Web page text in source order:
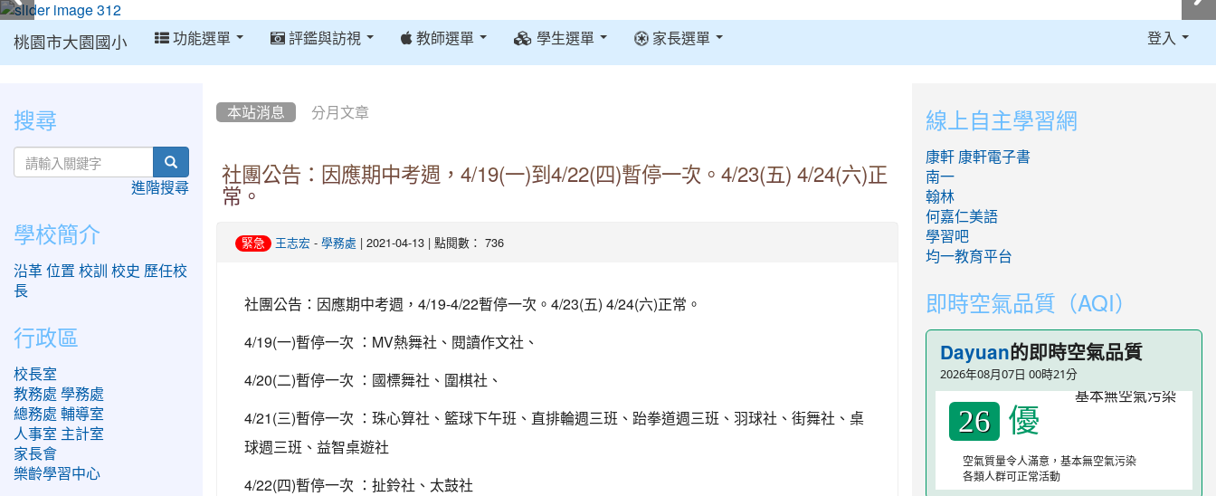
桃園市大園國小 功能選單 評鑑與訪視 教師選單 學生選單 家長選單 登入
本站消息 分月文章
社團公告：因應期中考週，4/19(一)到4/22(四)暫停一次。4/23(五) 4/24(六)正
常。
緊急 王志宏 - 學務處 | 2021-04-13 | 點閱數： 736
社團公告：因應期中考週，4/19-4/22暫停一次。4/23(五) 4/24(六)正常。
4/19(一)暫停一次 ：MV熱舞社、閱讀作文社、
4/20(二)暫停一次 ：國標舞社、圍棋社、
4/21(三)暫停一次 ：珠心算社、籃球下午班、直排輪週三班、跆拳道週三班、羽球社、街舞社、桌
球週三班、益智桌遊社
4/22(四)暫停一次 ：扯鈴社、太鼓社
:::
搜尋
進階搜尋
學校簡介
沿革 位置 校訓 校史 歷任校
長
行政區
校長室
教務處 學務處
總務處 輔導室
人事室 主計室
家長會
樂齡學習中心
:::
線上自主學習網
康軒 康軒電子書
南一
翰林
何嘉仁美語
學習吧
均一教育平台
即時空氣品質（AQI）
Dayuan的即時空氣品質
2026年08月07日 00時21分
26 優
空氣質量令人滿意，基本無空氣污染
各類人群可正常活動